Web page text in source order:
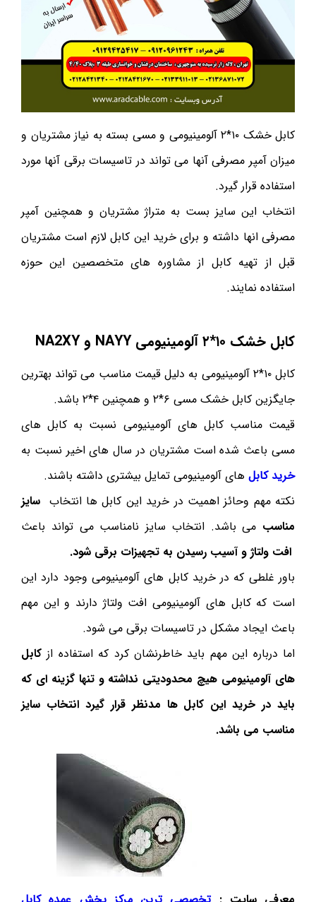
کابل خشک ۱۰*۲ آلومینیومی و مسی بسته به نیاز مشتریان و
میزان آمپر مصرفی آنها می تواند در تاسیسات برقی آنها مورد
استفاده قرار گیرد.
انتخاب این سایز بست به متراژ مشتریان و همچنین آمپر
مصرفی انها داشته و برای خرید این کابل لازم است مشتریان
قبل از تهیه کابل از مشاوره های متخصصین این حوزه
استفاده نمایند.
کابل خشک ۱۰*۲ آلومینیومی NAYY وNA2XY
کابل ۱۰*۲ آلومینیومی به دلیل قیمت مناسب می تواند بهترین
جایگزین کابل خشک مسی ۶*۲ و همچنین ۴*۲ باشد.
قیمت مناسب کابل های آلومینیومی نسبت به کابل های
مسی باعث شده است مشتریان در سال های اخیر نسبت به
خرید کابل های آلومینیومی تمایل بیشتری داشته باشند.
نکته مهم وحائز اهمیت در خرید این کابل ها انتخاب سایز
مناسب می باشد. انتخاب سایز نامناسب می تواند باعث
افت ولتاژ و آسیب رسیدن به تجهیزات برقی شود.
باور غلطی که در خرید کابل های آلومینیومی وجود دارد این
است که کابل های آلومینیومی افت ولتاژ دارند و این مهم
باعث ایجاد مشکل در تاسیسات برقی می شود.
اما درباره این مهم باید خاطرنشان کرد که استفاده از کابل
های آلومینیومی هیچ محدودیتی نداشته و تنها گزینه ای که
باید در خرید این کابل ها مدنظر قرار گیرد انتخاب سایز
مناسب می باشد.